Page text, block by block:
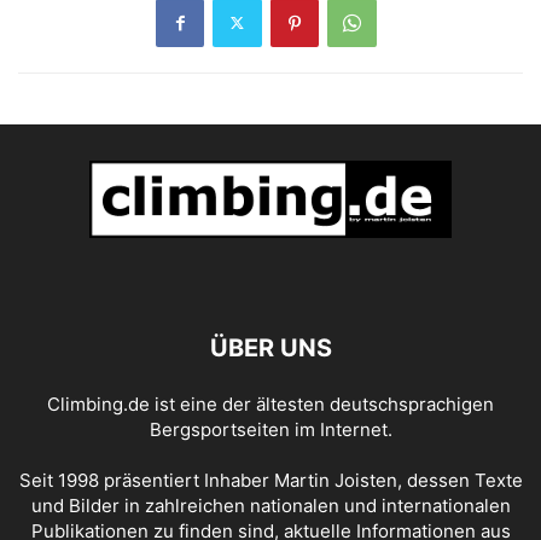
ÜBER UNS
Climbing.de ist eine der ältesten deutschsprachigen
Bergsportseiten im Internet.
Seit 1998 präsentiert Inhaber Martin Joisten, dessen Texte
und Bilder in zahlreichen nationalen und internationalen
Publikationen zu finden sind, aktuelle Informationen aus